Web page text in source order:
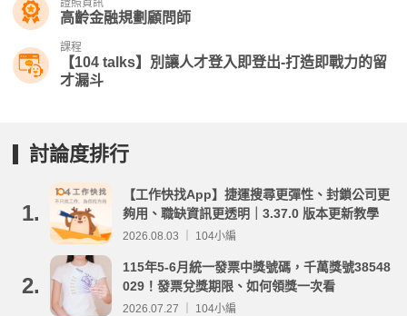
證照資訊
高齡金融規劃顧問師
課程
【104 talks】別讓人才登入即登出-打造即戰力的留
才漏斗
討論度排行
1.
【工作快找App】捷運搜尋更彈性、封鎖公司更
夠用、職缺資訊更透明｜3.37.0 版本更新教學
2026.08.03 ｜ 104小編
2.
115年5-6月統一發票中獎號碼，千萬獎號38548
029！發票兌獎期限、如何領獎一次看
2026.07.27 ｜ 104小編